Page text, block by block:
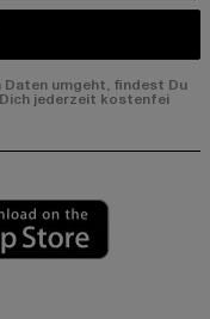
umgeht, findest Du
jederzeit kostenfei